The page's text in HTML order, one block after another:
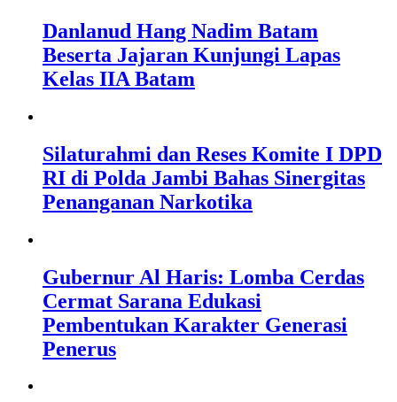
Danlanud Hang Nadim Batam
Beserta Jajaran Kunjungi Lapas
Kelas IIA Batam
Silaturahmi dan Reses Komite I DPD
RI di Polda Jambi Bahas Sinergitas
Penanganan Narkotika
Gubernur Al Haris: Lomba Cerdas
Cermat Sarana Edukasi
Pembentukan Karakter Generasi
Penerus